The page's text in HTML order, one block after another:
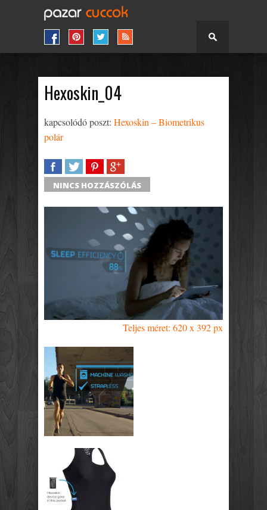
Hexoskin_04
kapcsolódó poszt: Hexoskin – Biometrikus
polár
SHARETWEETSHARESHARE
NINCS HOZZÁSZÓLÁS
Teljes méret: 620 x 392 px